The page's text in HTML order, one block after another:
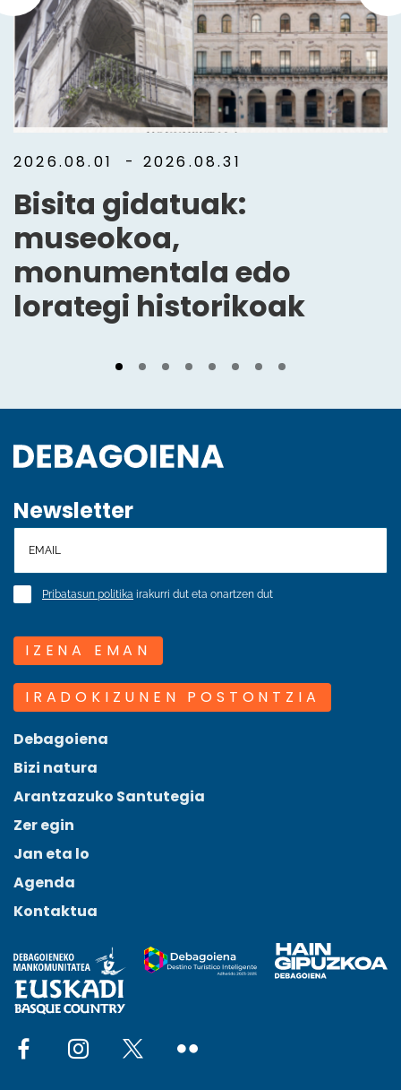
2026.08.01 - 2026.08.31
Bisita gidatuak:
museokoa,
monumentala edo
lorategi historikoak
Newsletter
Pribatasun politika irakurri dut eta onartzen dut
IZENA EMAN
IRADOKIZUNEN POSTONTZIA
Debagoiena
Bizi natura
Arantzazuko Santutegia
Zer egin
Jan eta lo
Agenda
Kontaktua
Social network facebook
Social network instagram
Social network x
Social network flickr